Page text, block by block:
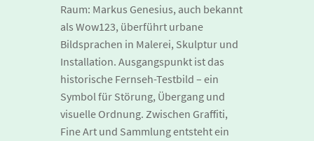
Raum: Markus Genesius, auch bekannt
als Wow123, überführt urbane
Bildsprachen in Malerei, Skulptur und
Installation. Ausgangspunkt ist das
historische Fernseh-Testbild – ein
Symbol für Störung, Übergang und
visuelle Ordnung. Zwischen Graffiti,
Fine Art und Sammlung entsteht ein